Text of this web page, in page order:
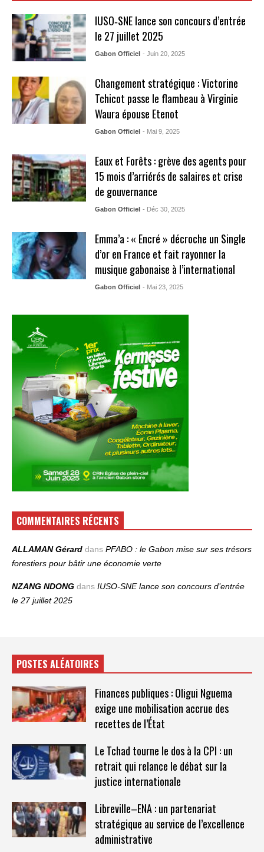
IUSO‑SNE lance son concours d’entrée
le 27 juillet 2025
Gabon Officiel - Juin 20, 2025
Changement stratégique : Victorine
Tchicot passe le flambeau à Virginie
Waura épouse Etenot
Gabon Officiel - Mai 9, 2025
Eaux et Forêts : grève des agents pour
15 mois d’arriérés de salaires et crise
de gouvernance
Gabon Officiel - Déc 30, 2025
Emma’a : « Encré » décroche un Single
d’or en France et fait rayonner la
musique gabonaise à l’international
Gabon Officiel - Mai 23, 2025
COMMENTAIRES RÉCENTS
ALLAMAN Gérard dans PFABO : le Gabon mise sur ses trésors
forestiers pour bâtir une économie verte
NZANG NDONG dans IUSO‑SNE lance son concours d’entrée
le 27 juillet 2025
POSTES ALÉATOIRES
Finances publiques : Oligui Nguema
exige une mobilisation accrue des
recettes de l’État
Le Tchad tourne le dos à la CPI : un
retrait qui relance le débat sur la
justice internationale
Libreville–ENA : un partenariat
stratégique au service de l’excellence
administrative